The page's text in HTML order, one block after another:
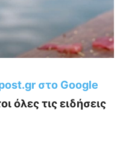
στο Google
όλες τις ειδήσεις